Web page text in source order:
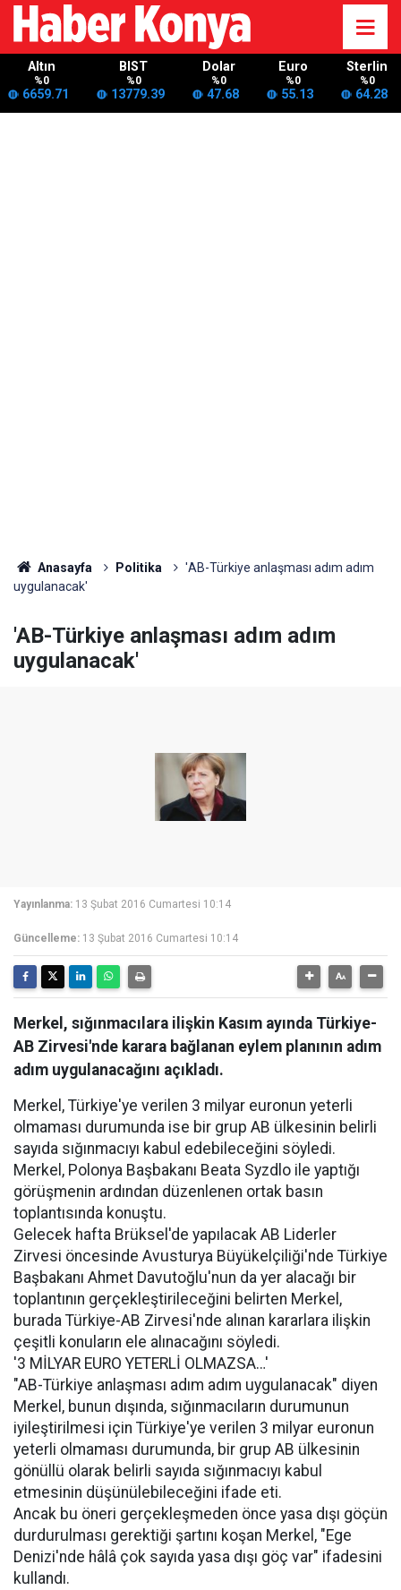
Altın
%0
6659.71
BIST
%0
13779.39
Dolar
%0
47.68
Euro
%0
55.13
Sterlin
%0
64.28
Anasayfa Politika
'AB-Türkiye anlaşması adım adım
uygulanacak'
'AB-Türkiye anlaşması adım adım
uygulanacak'
Yayınlanma: 13 Şubat 2016 Cumartesi 10:14
Güncelleme: 13 Şubat 2016 Cumartesi 10:14
Merkel, sığınmacılara ilişkin Kasım ayında Türkiye-
AB Zirvesi'nde karara bağlanan eylem planının adım
adım uygulanacağını açıkladı.
Merkel, Türkiye'ye verilen 3 milyar euronun yeterli
olmaması durumunda ise bir grup AB ülkesinin belirli
sayıda sığınmacıyı kabul edebileceğini söyledi.
Merkel, Polonya Başbakanı Beata Syzdlo ile yaptığı
görüşmenin ardından düzenlenen ortak basın
toplantısında konuştu.
Gelecek hafta Brüksel'de yapılacak AB Liderler
Zirvesi öncesinde Avusturya Büyükelçiliği'nde Türkiye
Başbakanı Ahmet Davutoğlu'nun da yer alacağı bir
toplantının gerçekleştirileceğini belirten Merkel,
burada Türkiye-AB Zirvesi'nde alınan kararlara ilişkin
çeşitli konuların ele alınacağını söyledi.
'3 MİLYAR EURO YETERLİ OLMAZSA…'
"AB-Türkiye anlaşması adım adım uygulanacak" diyen
Merkel, bunun dışında, sığınmacıların durumunun
iyileştirilmesi için Türkiye'ye verilen 3 milyar euronun
yeterli olmaması durumunda, bir grup AB ülkesinin
gönüllü olarak belirli sayıda sığınmacıyı kabul
etmesinin düşünülebileceğini ifade eti.
Ancak bu öneri gerçekleşmeden önce yasa dışı göçün
durdurulması gerektiği şartını koşan Merkel, "Ege
Denizi'nde hâlâ çok sayıda yasa dışı göç var" ifadesini
kullandı.